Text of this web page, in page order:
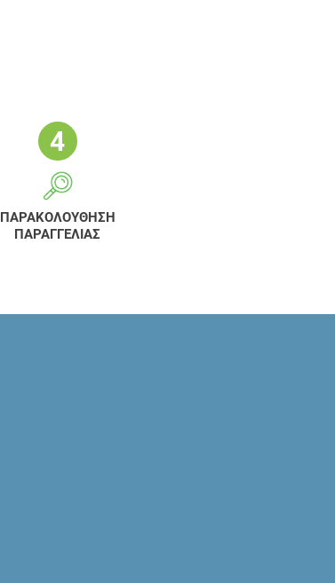
ΠΑΡΑΚΟΛΟΥΘΗΣΗ
ΠΑΡΑΓΓΕΛΙΑΣ